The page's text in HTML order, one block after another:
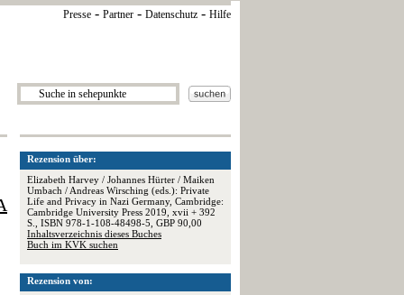
Presse - Partner - Datenschutz - Hilfe
Rezension über:
Elizabeth Harvey / Johannes Hürter / Maiken
Umbach / Andreas Wirsching (eds.): Private
Life and Privacy in Nazi Germany, Cambridge:
Cambridge University Press 2019, xvii + 392
S., ISBN 978-1-108-48498-5, GBP 90,00
Inhaltsverzeichnis dieses Buches
Buch im KVK suchen
Rezension von: